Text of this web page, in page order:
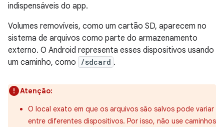
indispensáveis do app.
Volumes removíveis, como um cartão SD, aparecem no
sistema de arquivos como parte do armazenamento
externo. O Android representa esses dispositivos usando
um caminho, como
/sdcard .
Atenção:
O local exato em que os arquivos são salvos pode variar
entre diferentes dispositivos. Por isso, não use caminhos